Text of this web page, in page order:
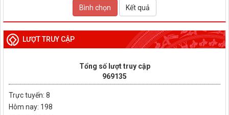
Bình chọn Kết quả
LƯỢT TRUY CẬP
Tổng số lượt truy cập
969135
Trực tuyến: 8
Hôm nay: 198